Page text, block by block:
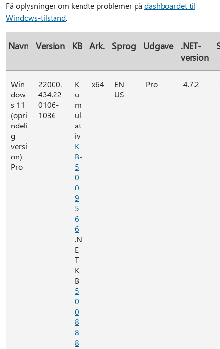
Få oplysninger om kendte problemer på dashboardet til
Windows-tilstand.
Navn Version KB Ark. Sprog Udgave
.NET-
version
Win
dow
s 11
(opri
ndeli
g
versi
on)
Pro
22000.
434.22
0106-
1036
K
u
m
ul
at
iv
K
B-
5
0
0
9
5
6
6
.N
E
T
K
B
5
0
0
8
8
8
x64
EN-
US
Pro 4.7.2